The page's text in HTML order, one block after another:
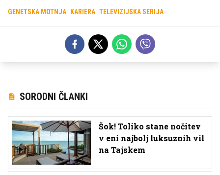
GENETSKA MOTNJA KARIERA TELEVIZIJSKA SERIJA
SORODNI ČLANKI
Šok! Toliko stane nočitev
v eni najbolj luksuznih vil
na Tajskem